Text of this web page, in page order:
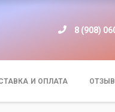
8 (908)
И ОПЛАТА